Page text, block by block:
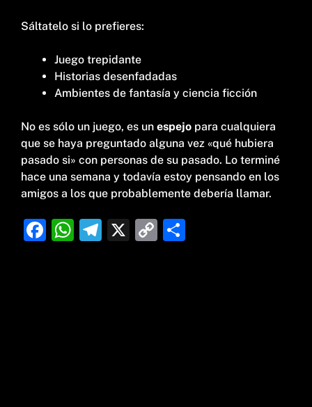
Sáltatelo si lo prefieres:
Juego trepidante
Historias desenfadadas
Ambientes de fantasía y ciencia ficción
No es sólo un juego, es un espejo para cualquiera
que se haya preguntado alguna vez «qué hubiera
pasado si» con personas de su pasado. Lo terminé
hace una semana y todavía estoy pensando en los
amigos a los que probablemente debería llamar.
F
W
T
X
C